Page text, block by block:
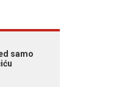
samo